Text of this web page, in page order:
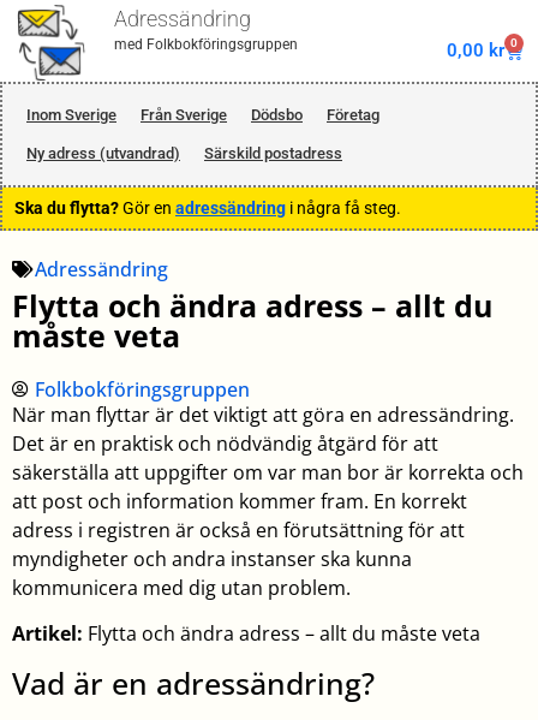
Adressändring
med Folkbokföringsgruppen 0,00 kr 0
Inom Sverige Från Sverige Dödsbo Företag
Ny adress (utvandrad) Särskild postadress
Ska du flytta?Gör en adressändring i några få steg.
Adressändring
Flytta och ändra adress – allt du
måste veta
Folkbokföringsgruppen
När man flyttar är det viktigt att göra en adressändring.
Det är en praktisk och nödvändig åtgärd för att
säkerställa att uppgifter om var man bor är korrekta och
att post och information kommer fram. En korrekt
adress i registren är också en förutsättning för att
myndigheter och andra instanser ska kunna
kommunicera med dig utan problem.
Artikel: Flytta och ändra adress – allt du måste veta
Vad är en adressändring?